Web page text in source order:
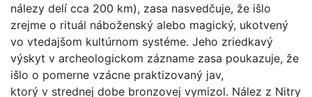
nálezy delí cca 200 km), zasa nasvedčuje, že išlo
zrejme o rituál náboženský alebo magický, ukotvený
vo vtedajšom kultúrnom systéme. Jeho zriedkavý
výskyt v archeologickom zázname zasa poukazuje, že
išlo o pomerne vzácne praktizovaný jav,
ktorý v strednej dobe bronzovej vymizol. Nález z Nitry